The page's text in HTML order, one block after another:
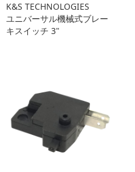
K&S TECHNOLOGIES
ユニバーサル機械式ブレー
キスイッチ 3"